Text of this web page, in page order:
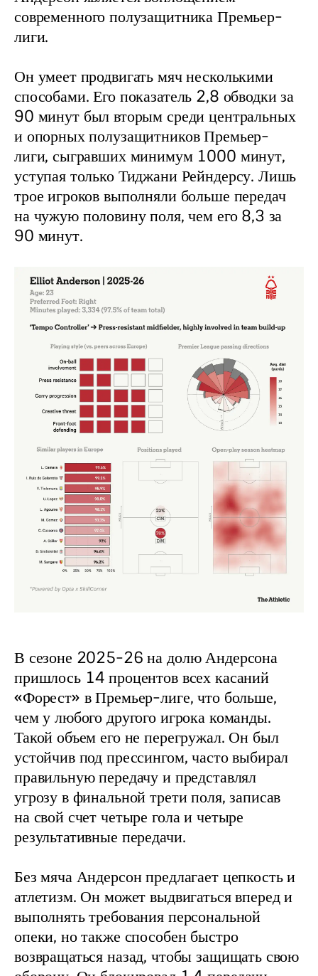
современного полузащитника Премьер-
лиги.
Он умеет продвигать мяч несколькими
способами. Его показатель 2,8 обводки за
90 минут был вторым среди центральных
и опорных полузащитников Премьер-
лиги, сыгравших минимум 1000 минут,
уступая только Тиджани Рейндерсу. Лишь
трое игроков выполняли больше передач
на чужую половину поля, чем его 8,3 за
90 минут.
В сезоне 2025-26 на долю Андерсона
пришлось 14 процентов всех касаний
«Форест» в Премьер-лиге, что больше,
чем у любого другого игрока команды.
Такой объем его не перегружал. Он был
устойчив под прессингом, часто выбирал
правильную передачу и представлял
угрозу в финальной трети поля, записав
на свой счет четыре гола и четыре
результативные передачи.
Без мяча Андерсон предлагает цепкость и
атлетизм. Он может выдвигаться вперед и
выполнять требования персональной
опеки, но также способен быстро
возвращаться назад, чтобы защищать свою